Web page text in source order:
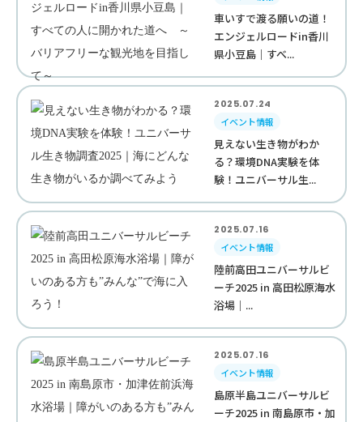
車いすで渡る願いの道！
エンジェルロードin香川
県小豆島｜すべ...
2025.07.24
イベント情報
見えない生き物がわか
る？環境DNA実験を体
験！ユニバーサル生...
2025.07.16
イベント情報
陸前高田ユニバーサルビ
ーチ2025 in 高田松原海水
浴場｜...
2025.07.16
イベント情報
島原半島ユニバーサルビ
ーチ2025 in 南島原市・加